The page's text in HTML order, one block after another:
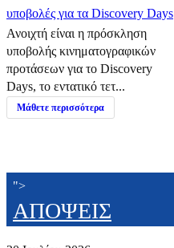
υποβολές για τα Discovery Days
Ανοιχτή είναι η πρόσκληση
υποβολής κινηματογραφικών
προτάσεων για το Discovery
Days, το εντατικό τετ...
Μάθετε περισσότερα
">
ΑΠΟΨΕΙΣ